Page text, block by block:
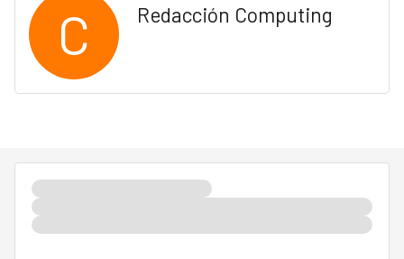
C Redacción Computing